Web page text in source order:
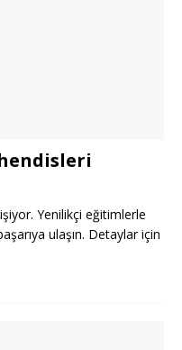
Yenilikçi eğitimlerle
ulaşın. Detaylar için